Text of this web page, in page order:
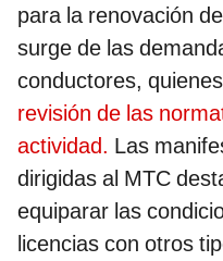
para la renovación
surge de las
conductores,
revisión de las
actividad. Las
dirigidas al MTC
equiparar las
licencias con otros